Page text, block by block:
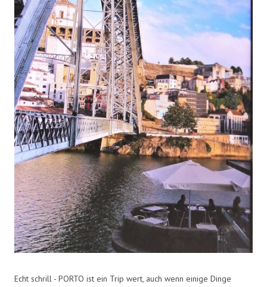
Echt schrill - PORTO ist ein Trip wert, auch wenn einige Dinge